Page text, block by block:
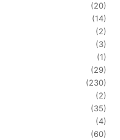
(20)
(14)
(2)
(3)
(1)
(29)
(230)
(2)
(35)
(4)
(60)